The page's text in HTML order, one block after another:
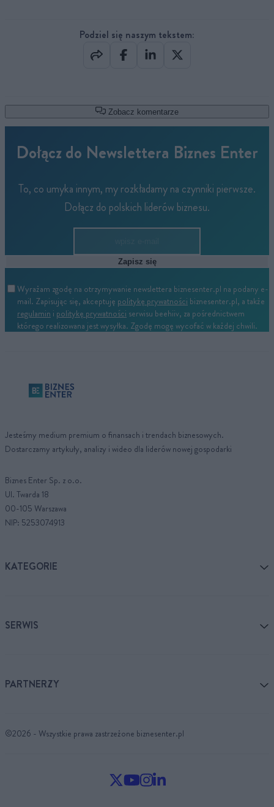
Podziel się naszym tekstem:
Zobacz komentarze
Dołącz do Newslettera Biznes Enter
To, co umyka innym, my rozkładamy na czynniki pierwsze.
Dołącz do polskich liderów biznesu.
Zapisz się
Wyrażam zgodę na otrzymywanie newslettera biznesenter.pl na podany e-
mail. Zapisując się, akceptuję politykę prywatności biznesenter.pl, a także
regulamin i politykę prywatności serwisu beehiiv, za pośrednictwem
którego realizowana jest wysyłka. Zgodę mogę wycofać w każdej chwili.
Jesteśmy medium premium o finansach i trendach biznesowych.
Dostarczamy artykuły, analizy i wideo dla liderów nowej gospodarki
Biznes Enter Sp. z o.o.
Ul. Twarda 18
00-105 Warszawa
NIP: 5253074913
KATEGORIE
SERWIS
PARTNERZY
©2026 - Wszystkie prawa zastrzeżone biznesenter.pl